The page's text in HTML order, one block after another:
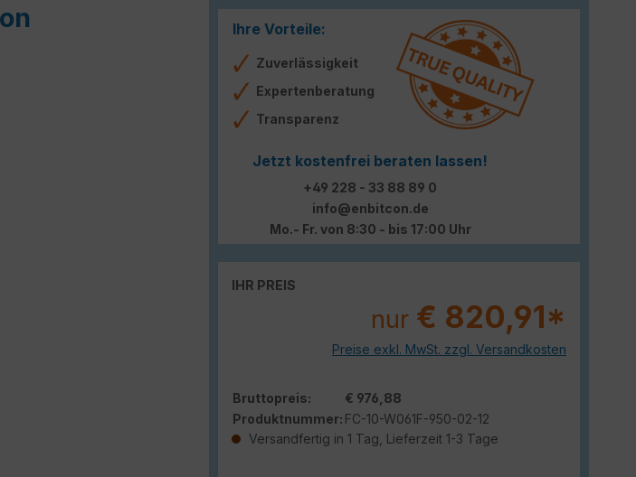
Ihre Vorteile:
Zuverlässigkeit
Expertenberatung
Transparenz
Jetzt kostenfrei beraten lassen!
+49 228 - 33 88 89 0
info@enbitcon.de
Mo.- Fr. von 8:30 - bis 17:00 Uhr
IHR PREIS
nur € 820,91*
Preise exkl. MwSt. zzgl. Versandkosten
Bruttopreis:
€ 976,88
Produktnummer: FC-10-W061F-950-02-12
Versandfertig in 1 Tag, Lieferzeit 1-3 Tage